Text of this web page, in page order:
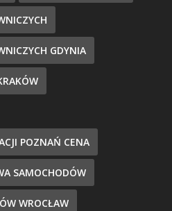
GDYNIA
POZNAŃ CENA
SAMOCHODÓW
WROCŁAW